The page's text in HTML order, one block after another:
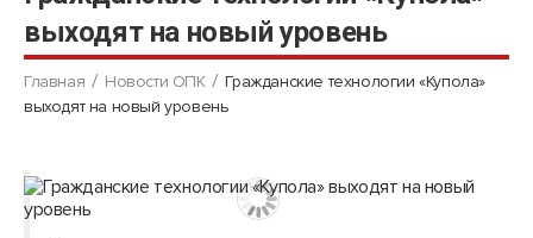
выходят на новый уровень
Главная Новости ОПК
Гражданские технологии «Купола»
выходят на новый уровень